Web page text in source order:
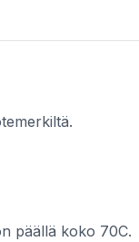
päällä koko 70C.